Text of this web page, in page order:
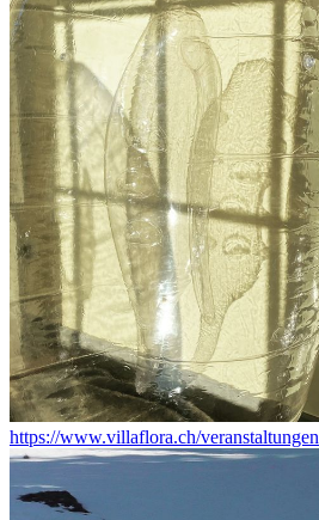
https://www.villaflora.ch/veranstaltungen